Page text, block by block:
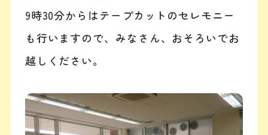
9時30分からはテープカットのセレモニー
も行いますので、みなさん、おそろいでお
越しください。